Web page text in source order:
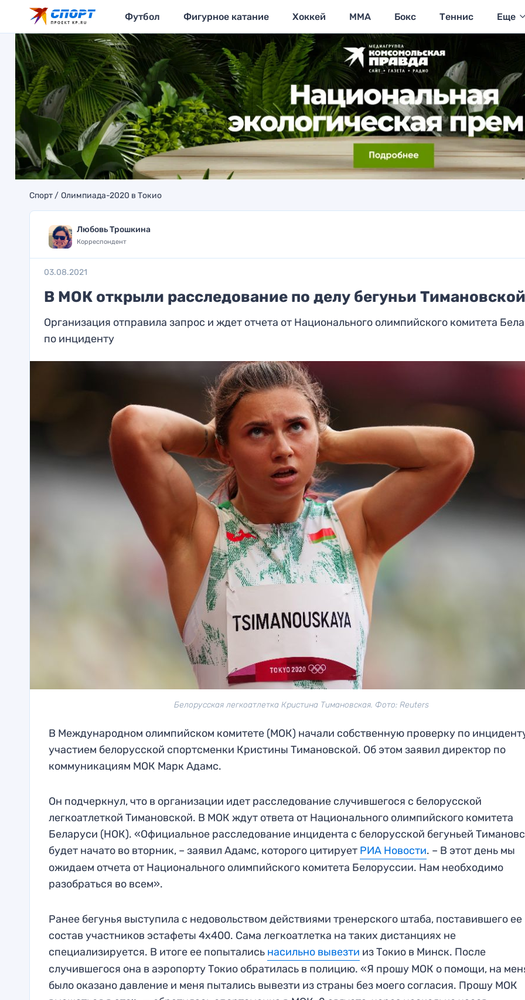
Футбол Фигурное катание Хоккей MMA Бокс Теннис Еще
Спорт Олимпиада-2020 в Токио
Любовь Трошкина
Корреспондент
03.08.2021
В МОК открыли расследование по делу бегуньи Тимановской
Организация отправила запрос и ждет отчета от Национального олимпийского комитета
по инциденту
Белорусская легкоатлетка Кристина Тимановская. Фото: Reuters
В Международном олимпийском комитете (МОК) начали собственную проверку по
участием белорусской спортсменки Кристины Тимановской. Об этом заявил директор по
коммуникациям МОК Марк Адамс.
Он подчеркнул, что в организации идет расследование случившегося с белорусской
легкоатлеткой Тимановской. В МОК ждут ответа от Национального олимпийского комитета
Беларуси (НОК). «Официальное расследование инцидента с белорусской бегуньей
будет начато во вторник, – заявил Адамс, которого цитирует РИА Новости. – В этот день мы
ожидаем отчета от Национального олимпийского комитета Белоруссии. Нам необходимо
разобраться во всем».
Ранее бегунья выступила с недовольством действиями тренерского штаба, поставившего ее
состав участников эстафеты 4х400. Сама легкоатлетка на таких дистанциях не
специализируется. В итоге ее попытались насильно вывезти из Токио в Минск. После
случившегося она в аэропорту Токио обратилась в полицию. «Я прошу МОК о помощи, на
было оказано давление и меня пытались вывезти из страны без моего согласия. Прошу МОК